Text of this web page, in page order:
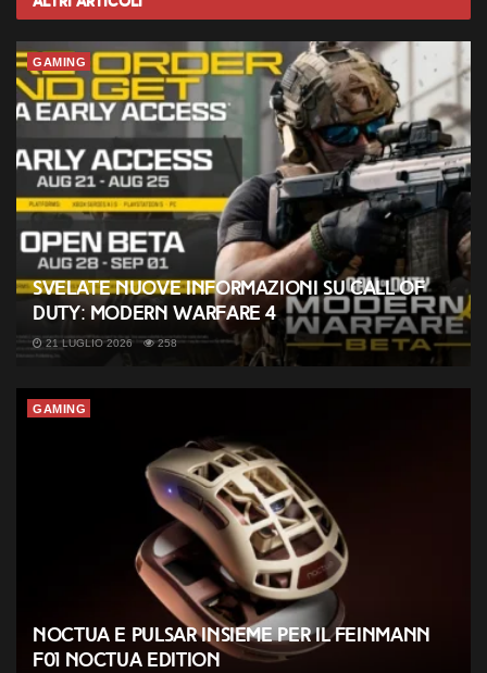
GAMING
Svelate nuove informazioni su Call of
Duty: Modern Warfare 4
21 LUGLIO 2026 258
GAMING
Noctua e Pulsar insieme per il Feinmann
F01 Noctua Edition